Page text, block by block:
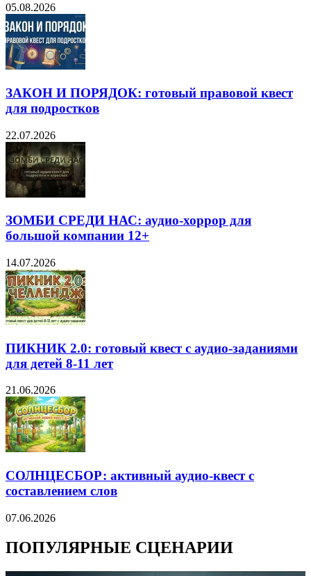
05.08.2026
ЗАКОН И ПОРЯДОК: готовый правовой квест
для подростков
22.07.2026
ЗОМБИ СРЕДИ НАС: аудио-хоррор для
большой компании 12+
14.07.2026
ПИКНИК 2.0: готовый квест с аудио-заданиями
для детей 8-11 лет
21.06.2026
СОЛНЦЕСБОР: активный аудио-квест с
составлением слов
07.06.2026
ПОПУЛЯРНЫЕ СЦЕНАРИИ